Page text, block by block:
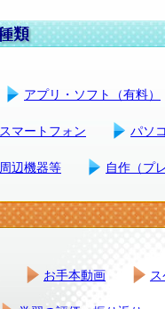
アプリ・ソフト（有料）
スマートフォン パソ
周辺機器等 自作（プ
お手本動画